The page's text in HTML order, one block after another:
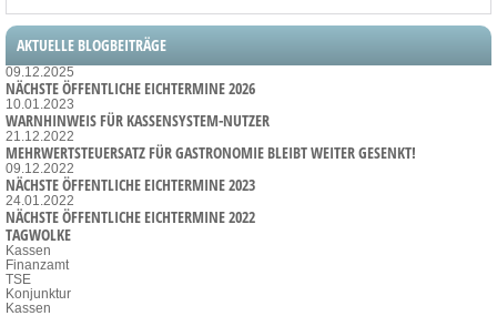
AKTUELLE BLOGBEITRÄGE
09.12.2025
NÄCHSTE ÖFFENTLICHE EICHTERMINE 2026
10.01.2023
WARNHINWEIS FÜR KASSENSYSTEM-NUTZER
21.12.2022
MEHRWERTSTEUERSATZ FÜR GASTRONOMIE BLEIBT WEITER GESENKT!
09.12.2022
NÄCHSTE ÖFFENTLICHE EICHTERMINE 2023
24.01.2022
NÄCHSTE ÖFFENTLICHE EICHTERMINE 2022
TAGWOLKE
Kassen
Finanzamt
TSE
Konjunktur
Kassen